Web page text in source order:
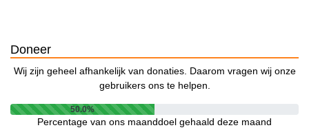
Doneer
Wij zijn geheel afhankelijk van donaties. Daarom vragen wij onze
gebruikers ons te helpen.
50.0%
Percentage van ons maanddoel gehaald deze maand